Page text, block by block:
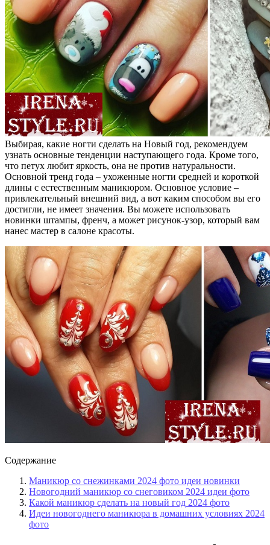
Выбирая, какие ногти сделать на Новый год, рекомендуем
узнать основные тенденции наступающего года. Кроме того,
что петух любит яркость, она не против натуральности.
Основной тренд года – ухоженные ногти средней и короткой
длины с естественным маникюром. Основное условие –
привлекательный внешний вид, а вот каким способом вы его
достигли, не имеет значения. Вы можете использовать
новинки штампы, френч, а может рисунок-узор, который вам
нанес мастер в салоне красоты.
Содержание
Маникюр со снежинками 2024 фото идеи новинки
Новогодний маникюр со снеговиком 2024 идеи фото
Какой маникюр сделать на новый год 2024 фото
Идеи новогоднего маникюра в домашних условиях 2024
фото